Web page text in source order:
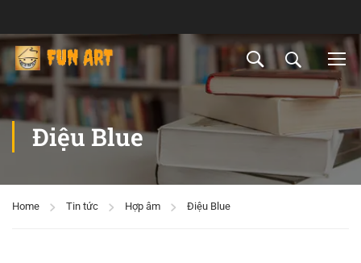
Điệu Blue
Home Tin tức Hợp âm Điệu Blue